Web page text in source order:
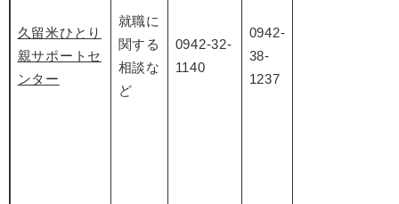
久留米ひとり
親サポートセ
ンター
就職に
関する
相談な
ど
0942-32-
1140
0942-
38-
1237